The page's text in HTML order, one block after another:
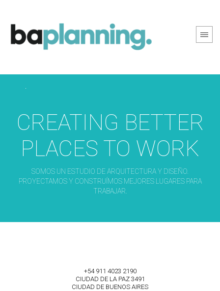
CREATING BETTER
PLACES TO WORK
SOMOS UN ESTUDIO DE ARQUITECTURA Y DISEÑO.
PROYECTAMOS Y CONSTRUÍMOS MEJORES LUGARES PARA
TRABAJAR.
+54 911 4023 2190
CIUDAD DE LA PAZ 3491
CIUDAD DE BUENOS AIRES